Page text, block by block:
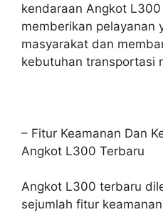
kendaraan Angkot
memberikan pelayanan
masyarakat dan
kebutuhan transportasi
– Fitur Keamanan Dan
Angkot L300 Terbaru
Angkot L300 terbaru
sejumlah fitur